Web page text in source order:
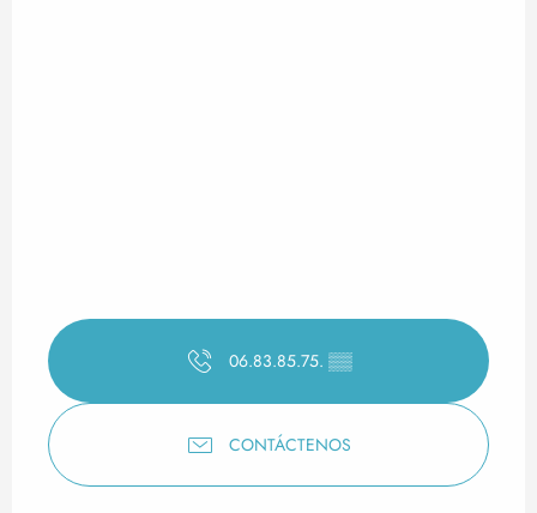
06.83.85.75. ▒▒
CONTÁCTENOS